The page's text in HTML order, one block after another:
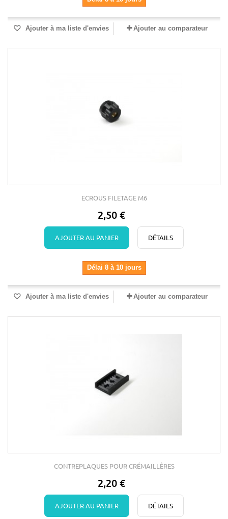
Ajouter à ma liste d'envies Ajouter au comparateur
ECROUS FILETAGE M6
2,50 €
AJOUTER AU PANIER DÉTAILS
Délai 8 à 10 jours
Ajouter à ma liste d'envies Ajouter au comparateur
CONTREPLAQUES POUR CRÉMAILLÈRES
2,20 €
AJOUTER AU PANIER DÉTAILS